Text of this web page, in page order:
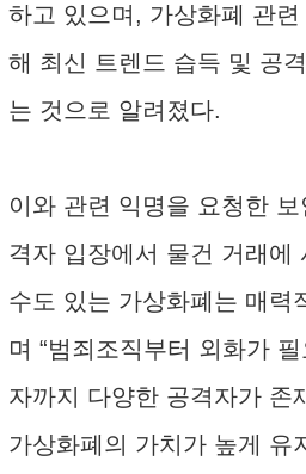
하고 있으며, 가상화폐 관
해 최신 트렌드 습득 및 공
는 것으로 알려졌다.
이와 관련 익명을 요청한
격자 입장에서 물건 거래에
수도 있는 가상화폐는 매력
며 “범죄조직부터 외화가
자까지 다양한 공격자가 존
가상화폐의 가치가 높게 유